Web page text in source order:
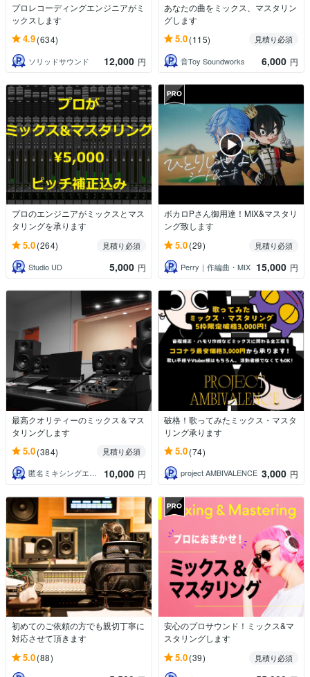
プロレコーディングエンジニアがミ
ックスします
4.9(634)
ソリッドサウンド 12,000 円
あなたの曲をミックス、マスタリン
グします
5.0(115)
見積り必須
音Toy Soundworks
6,000 円
プロのエンジニアがミックスとマス
タリングを承ります
5.0(264)
見積り必須
Studio UD
5,000 円
ボカロPさん御用達！MIX&マスタリ
ング致します
5.0(29)
見積り必須
Perry｜作編曲・MIX 15,000 円
最高クオリティーのミックス＆マス
タリングします
5.0(384)
見積り必須
匿名ミキシングエンジニア
10,000 円
破格！歌ってみたミックス・マスタ
リング承ります
5.0(74)
project AMBIVALENCE 3,000 円
初めてのご依頼の方でも親切丁寧に
対応させて頂きます
5.0(88)
安心のプロサウンド！ミックス&マ
スタリングします
5.0(39)
見積り必須